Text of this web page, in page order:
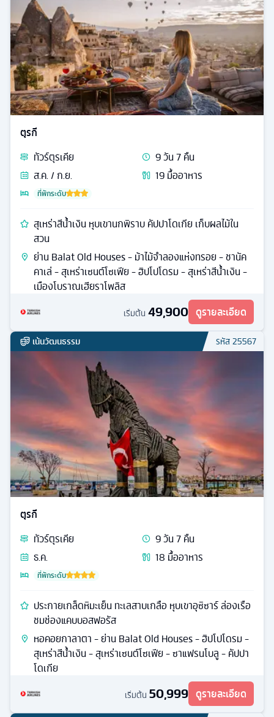
ตุรกี
ทัวร์ตุรเคีย 9วัน7คืน
ส.ค. / ก.ย.
19มื้ออาหาร
ที่พักระดับ
สุเหร่าสีน้ำเงิน หุบเขานกพิราบ คัปปาโดเกีย เก็บผลไม้ใน
สวน
ย่าน Balat Old Houses - ม้าไม้จําลองแห่งทรอย - ชานัค
คาเล่ - สุเหร่าเซนต์โซเฟีย - ฮิปโปโดรม - สุเหร่าสีน้ำเงิน -
เมืองโบราณเฮียราโพลิส
เริ่มต้น 49,900 ดูรายละเอียด
เน้นวัฒนธรรม รหัส25567
ตุรกี
ทัวร์ตุรเคีย 9วัน7คืน
ธ.ค.
18 มื้ออาหาร
ที่พักระดับ
ประกายเกล็ดหิมะเย็น ทะเลสาบเกลือ หุบเขาอุซิซาร์ ล่องเรือ
ชมช่องแคบบอสฟอรัส
หอคอยกาลาตา - ย่าน Balat Old Houses - ฮิปโปโดรม -
สุเหร่าสีน้ำเงิน - สุเหร่าเซนต์โซเฟีย - ซาแฟรนโบลู - คัปปา
โดเกีย
เริ่มต้น 50,999 ดูรายละเอียด